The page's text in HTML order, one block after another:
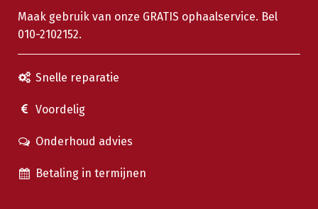
Maak gebruik van onze GRATIS ophaalservice. Bel
010-2102152.
Snelle reparatie
Voordelig
Onderhoud advies
Betaling in termijnen